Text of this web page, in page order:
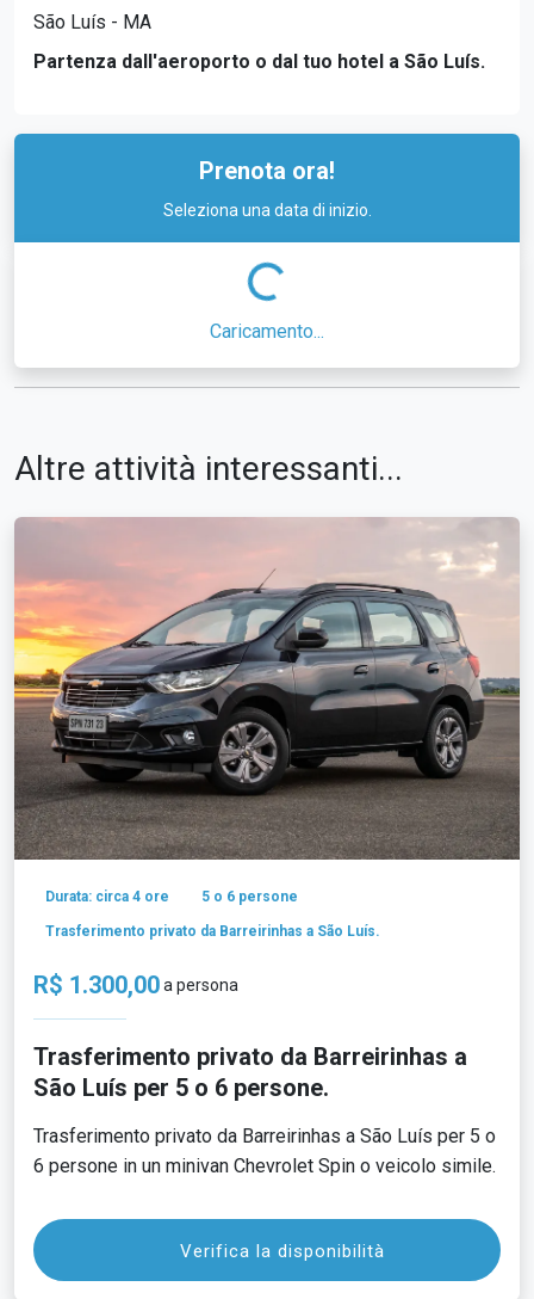
São Luís - MA
Partenza dall'aeroporto o dal tuo hotel a São Luís.
Prenota ora!
Seleziona una data di inizio.
Caricamento...
Altre attività interessanti...
Durata: circa 4 ore 5 o 6 persone
Trasferimento privato da Barreirinhas a São Luís.
R$ 1.300,00a persona
Trasferimento privato da Barreirinhas a
São Luís per 5 o 6 persone.
Trasferimento privato da Barreirinhas a São Luís per 5 o
6 persone in un minivan Chevrolet Spin o veicolo simile.
Verifica la disponibilità